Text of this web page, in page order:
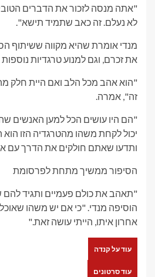
"אתה מנסה לזכור את הדברים
לא נעלם. זה כאב שתמיד תישא".
מנדי אומרת שהיא מקווה ששיתוף
את זכרם, וגם למנוע טרגדיות
"הוא אהב מכל הלב ואם היית חלק
זה", אמרה.
"הם היו עושים הכל למען האנשים
יכול לקחת משהו מהטרגדיה הזו
ותדעו שאתם חולקים את הדרך עם
הסיפור ממשיך מתחת לפרסומת
"תאהב את כולם פעמיים ותגיד
הוסיפה מנדי. "כי אם יש משהו
אחרון איתו, הייתי עושה זאת."
עוד על קנדה
עוד סרטונים